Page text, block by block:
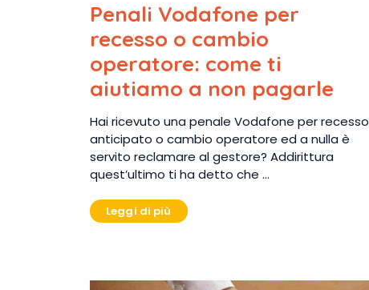
Penali Vodafone per
recesso o cambio
operatore: come ti
aiutiamo a non pagarle
Hai ricevuto una penale Vodafone per recesso
anticipato o cambio operatore ed a nulla è
servito reclamare al gestore? Addirittura
quest’ultimo ti ha detto che …
Leggi di più